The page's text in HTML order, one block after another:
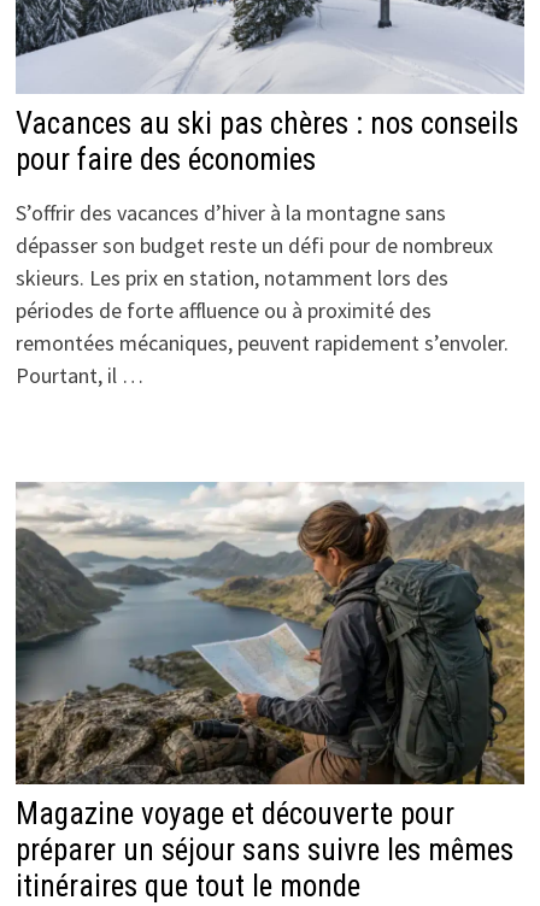
Vacances au ski pas chères : nos conseils
pour faire des économies
S’offrir des vacances d’hiver à la montagne sans
dépasser son budget reste un défi pour de nombreux
skieurs. Les prix en station, notamment lors des
périodes de forte affluence ou à proximité des
remontées mécaniques, peuvent rapidement s’envoler.
Pourtant, il …
Magazine voyage et découverte pour
préparer un séjour sans suivre les mêmes
itinéraires que tout le monde